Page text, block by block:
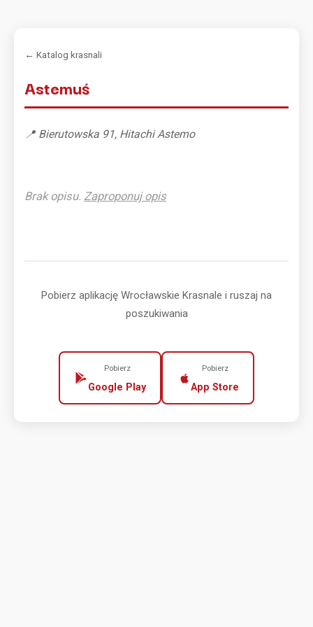
← Katalog krasnali
Astemuś
📍 Bierutowska 91, Hitachi Astemo
Brak opisu. Zaproponuj opis
Pobierz aplikację Wrocławskie Krasnale i ruszaj na
poszukiwania
Pobierz
Google Play
Pobierz
App Store